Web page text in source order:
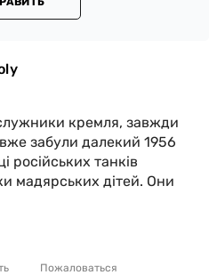
кремля, завжди
забули далекий 1956
російських танків
мадярських дітей. Они
Пожаловаться